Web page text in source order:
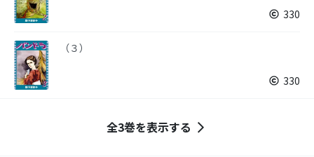
330
（３）
330
全3巻を表示する